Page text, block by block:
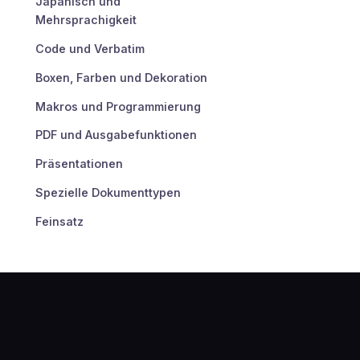
Mehrsprachigkeit
Code und Verbatim
Boxen, Farben und Dekoration
Makros und Programmierung
PDF und Ausgabefunktionen
Präsentationen
Spezielle Dokumenttypen
Feinsatz